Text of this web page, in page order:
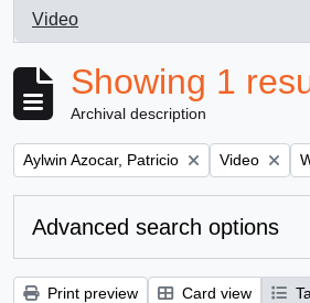
Video
, 1 results
Showing 1
Archival description
Remove filter:
Aylwin Azocar, Patricio Remove
Video
Advanced search options
Print preview Card view